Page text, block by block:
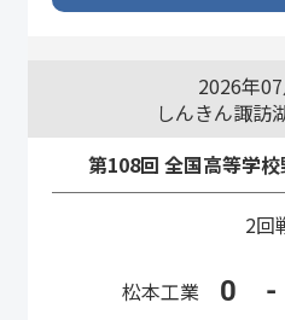
2026年
しんきん諏訪
第108回 全国高等学
2回
松本工業 0 -